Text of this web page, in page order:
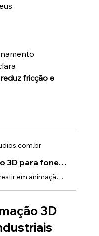
fricção e
Animação 3D para fones de ouvido: como aumentar vendas
Por que investir em animação 3D para fones de ouvido?O mercado de áudio está cada vez mais competitivo — e a animação 3D para fones de ouvido se tornou um diferencial estratégico.Sem uma comunicação clara:👉 O cliente não entende o valor👉 Não percebe a tecnologia👉 E decide apenas pelo preçoComo a animação 3D para fones de ouvido melhora a percepção do produtoA animação 3D para fones de ouvido permite mostrar o que não é visível:✔ Estrutura internaDrivers, circuitos e bateria.✔ Tecnologia sonor
3D